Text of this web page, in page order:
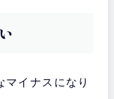
マイナスになり